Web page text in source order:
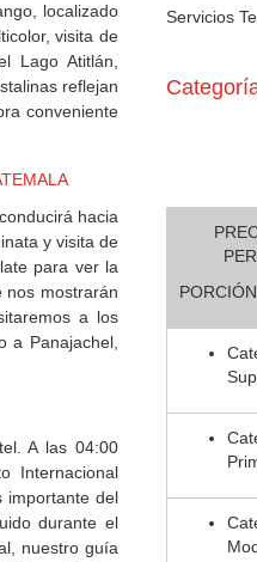
localizado
visita de
Lago Atitlán,
reflejan
conveniente
hacia
y visita de
para ver la
nos mostrarán
a los
a Panajachel,
A las 04:00
Internacional
importante del
durante el
nuestro guía
Servicios